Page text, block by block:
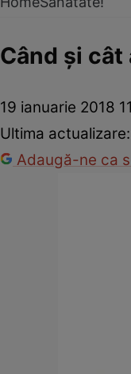
Când şi cât
19 ianuarie 2018
Ultima actualizare:
Adaugă-ne ca